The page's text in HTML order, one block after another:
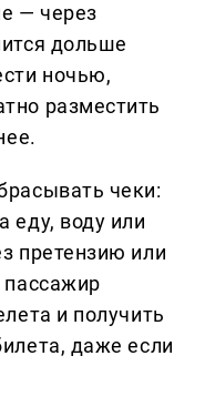
— через
дольше
ночью,
разместить
чеки:
еду, воду или
претензию или
и получить
даже если